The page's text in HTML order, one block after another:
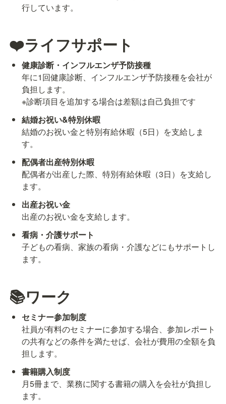
行しています。
❤️ライフサポート
年に1回健康診断、インフルエンザ予防接種を会社が
負担します。
※診断項目を追加する場合は差額は自己負担です
結婚のお祝い金と特別有給休暇（5日）を支給しま
す。
配偶者出産特別休暇
配偶者が出産した際、特別有給休暇（3日）を支給し
ます。
出産のお祝い金を支給します。
子どもの看病、家族の看病・介護などにもサポートし
ます。
📚ワーク
社員が有料のセミナーに参加する場合、参加レポート
の共有などの条件を満たせば、会社が費用の全額を負
担します。
月5冊まで、業務に関する書籍の購入を会社が負担し
ます。